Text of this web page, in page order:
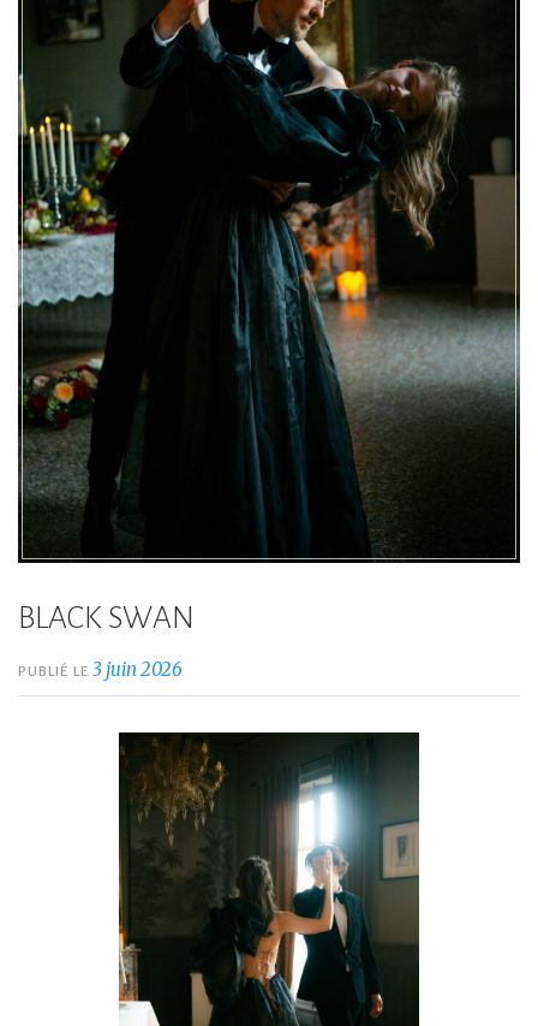
BLACK SWAN
PUBLIÉ LE 3 juin 2026